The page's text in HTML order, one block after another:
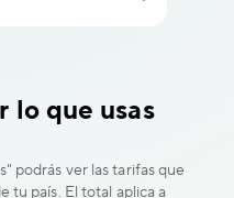
lo que usas
podrás ver las tarifas que
tu país. El total aplica a